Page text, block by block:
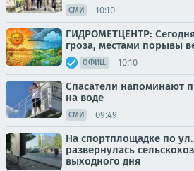
СМИ 10:10
ГИДРОМЕТЦЕНТР:
гроза, местами порывы
ОФИЦ. 10:10
Спасатели напоминают
на воде
СМИ 09:49
На спортплощадке по
развернулась
выходного дня